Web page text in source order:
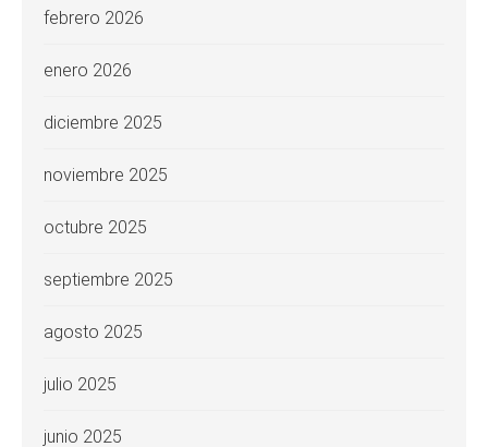
febrero 2026
enero 2026
diciembre 2025
noviembre 2025
octubre 2025
septiembre 2025
agosto 2025
julio 2025
junio 2025